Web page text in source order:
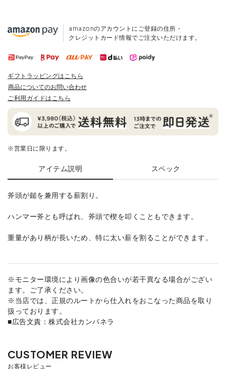
amazonのアカウントにご登録の住所・
クレジットカード情報でご注文いただけます。
ギフトラッピングはこちら
商品についてのお問い合わせ
ご利用ガイドはこちら
※営業日に限ります。
アイテム説明 スペック
斧頭が鎚を兼用する薪割り。
ハンマー斧とも呼ばれ、斧頭で楔を叩くこともできます。
重量があり柄が長いため、特に太い薪を割ることができます。
※モニター環境により画像の色合いが若干異なる場合がござい
ます。ご了承ください。
※当店では、正規のルートから仕入れをおこなった商品を取り
扱っております。
■広告文責：株式会社カンパネラ